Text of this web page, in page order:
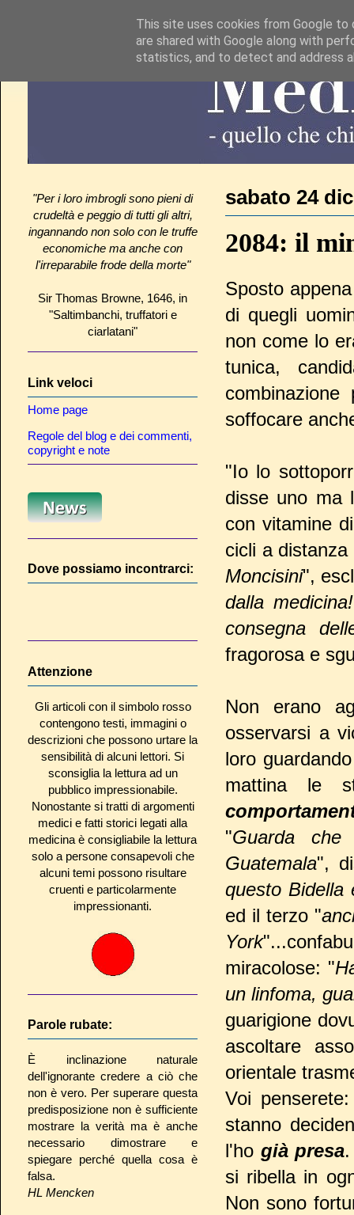
sabato 24
2084: il
Sposto
di quegli
non come lo
tunica,
soffocare
"Io lo
disse uno ma
con vitamine
cicli a
Moncisini",
dalla medicina!
consegna
fragorosa e
Non erano
osservarsi a
loro
mattina le
"Guarda
Guatemala",
questo Bidella
ed il terzo "
York
miracolose: "
un linfoma,
guarigione
ascoltare
orientale
Voi
stanno
l'ho già presa
si ribella in
Non sono
"Per i loro imbrogli sono pieni di
crudeltà e peggio di tutti gli altri,
ingannando non solo con le truffe
economiche ma anche con
l'irreparabile frode della morte"
Sir Thomas Browne, 1646, in
"Saltimbanchi, truffatori e
ciarlatani"
Link veloci
Home page
Regole del blog e dei commenti,
copyright e note
Dove possiamo incontrarci:
Attenzione
Gli articoli con il simbolo rosso
contengono testi, immagini o
descrizioni che possono urtare la
sensibilità di alcuni lettori. Si
sconsiglia la lettura ad un
pubblico impressionabile.
Nonostante si tratti di argomenti
medici e fatti storici legati alla
medicina è consigliabile la lettura
solo a persone consapevoli che
alcuni temi possono risultare
cruenti e particolarmente
impressionanti.
Parole rubate:
È inclinazione naturale
dell'ignorante credere a ciò che
non è vero. Per superare questa
predisposizione non è sufficiente
mostrare la verità ma è anche
necessario dimostrare e
spiegare perché quella cosa è
falsa.
HL Mencken
This site uses cookies from Google to
are shared with Google along with
statistics, and to detect and address